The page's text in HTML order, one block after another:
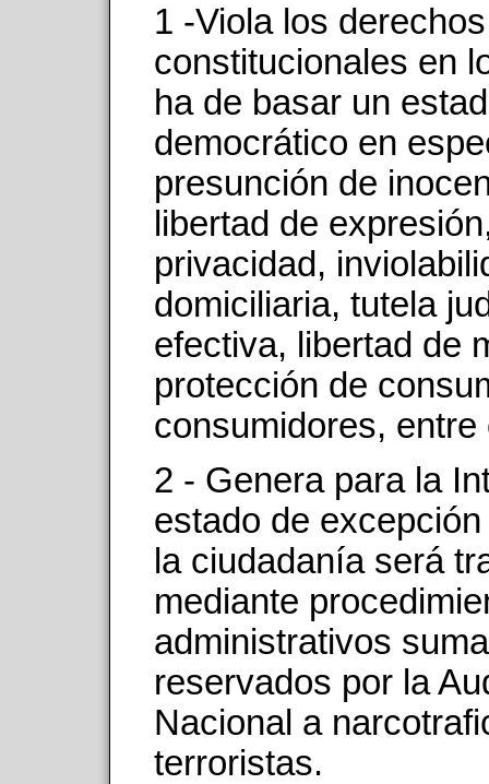
1 -Viola los derechos
constitucionales en
ha de basar un
democrático en
presunción de
libertad de
privacidad,
domiciliaria, tutela
efectiva, libertad de
protección de
consumidores, entre
2 - Genera para la
estado de
la ciudadanía será
mediante
administrativos
reservados por la
Nacional a
terroristas.